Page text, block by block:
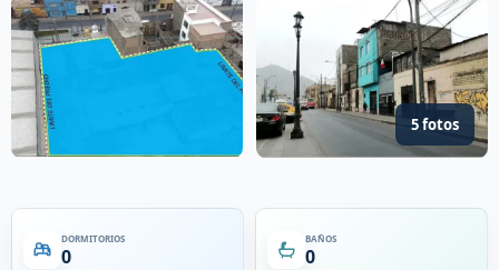
5 fotos
DORMITORIOS
0
BAÑOS
0